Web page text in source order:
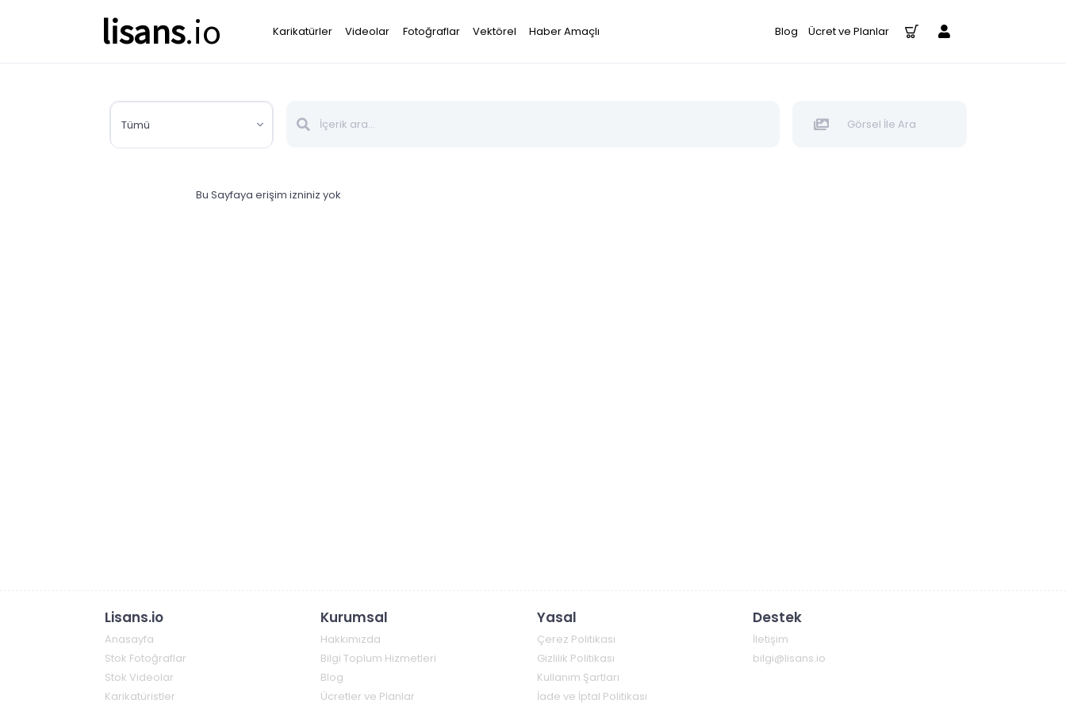
lisans.io Karikatürler Videolar Fotoğraflar Vektörel Haber Amaçlı Blog Ücret ve Planlar
Tümü Görsel İle Ara
Bu Sayfaya erişim izniniz yok
Lisans.io
Anasayfa
Stok Fotoğraflar
Stok Videolar
Karikatüristler
Kurumsal
Hakkımızda
Bilgi Toplum Hizmetleri
Blog
Ücretler ve Planlar
Yasal
Çerez Politikası
Gizlilik Politikası
Kullanım Şartları
İade ve İptal Politikası
Destek
İletişim
bilgi@lisans.io